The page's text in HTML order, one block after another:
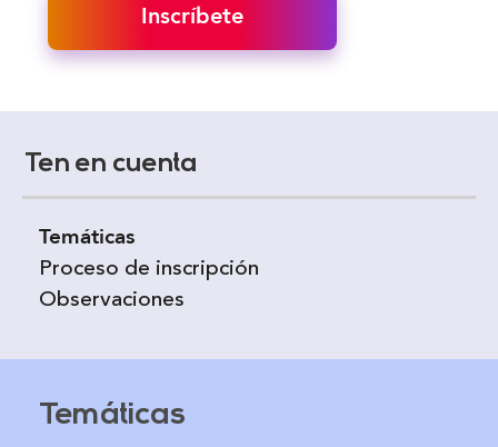
Inscríbete
Ten en cuenta
Temáticas
Proceso de inscripción
Observaciones
Temáticas